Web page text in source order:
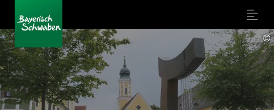
Menu
©